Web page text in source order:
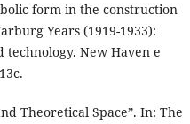
form in the construction
Years (1919-1933):
technology. New Haven e
Theoretical Space”. In: The